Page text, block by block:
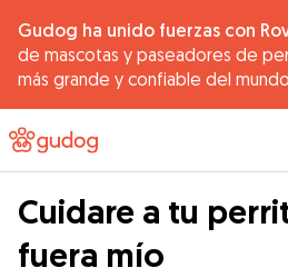
Gudog ha unido fuerzas con
de mascotas y paseadores de
más grande y confiable del
Cuidare a tu
fuera mío